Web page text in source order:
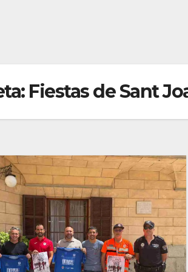
Fiestas de Sant